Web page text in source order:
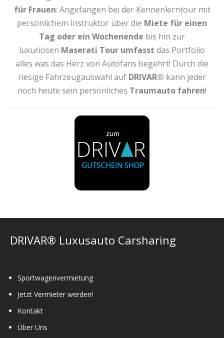
für Frauen: Angefangen bei der Kennenlerntour mit
persönlichem Instruktor über die Miete für einen
Tag oder ein Wochenende bis hin zur
luxuriösen Maserati Tour umfasst das Portfolio
alles was das Herz von Autofans begehrt! Durch die
riesige Fahrzeugauswahl auf DRIVAR® kann jeder
noch heute sein persönliches Traumauto fahren!
DRIVAR® Luxusauto Carsharing
Sportwagenvermietung
Jetzt Vermieter werden!
Kontakt
Über Uns